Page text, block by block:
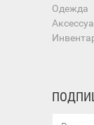
Одежда